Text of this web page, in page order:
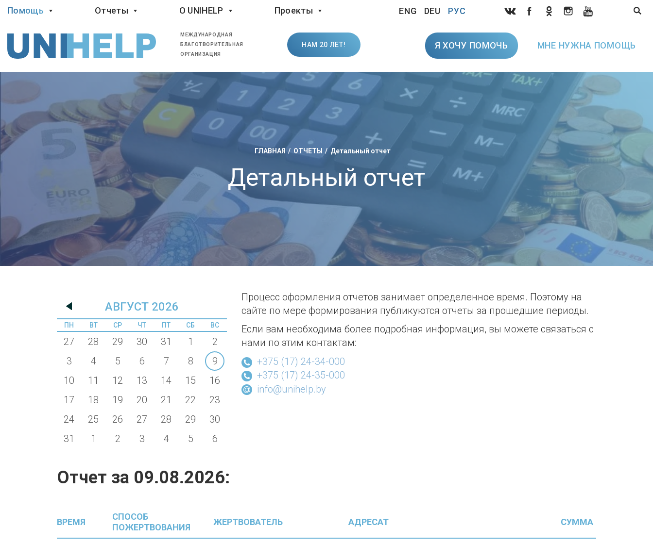
Помощь Отчеты O UNIHELP Проекты ENG DEU РУС
МЕЖДУНАРОДНАЯ
БЛАГОТВОРИТЕЛЬНАЯ
ОРГАНИЗАЦИЯ
НАМ 20 ЛЕТ! Я ХОЧУ ПОМОЧЬ МНЕ НУЖНА ПОМОЩЬ
ГЛАВНАЯ ОТЧЕТЫ Детальный отчет
Детальный отчет
Процесс оформления отчетов занимает определенное время. Поэтому на
сайте по мере формирования публикуются отчеты за прошедшие периоды.
Если вам необходима более подробная информация, вы можете связаться с
нами по этим контактам:
+375 (17) 24-34-000
+375 (17) 24-35-000
info@unihelp.by
АВГУСТ 2026
ПН ВТ СР ЧТ ПТ СБ ВС
27 28 29 30 31 1
2
3
4 5 6 7 8
9
10
11 12 13 14 15
16
17
18 19 20 21 22
23
24
25 26 27 28 29
30
31
1 2 3 4 5 6
Отчет за 09.08.2026:
ВРЕМЯ
СПОСОБ
ПОЖЕРТВОВАНИЯ
ЖЕРТВОВАТЕЛЬ АДРЕСАТ СУММА